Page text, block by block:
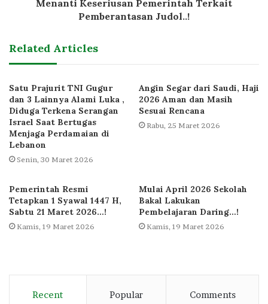
Menanti Keseriusan Pemerintah Terkait
Pemberantasan Judol..!
Related Articles
Satu Prajurit TNI Gugur
dan 3 Lainnya Alami Luka ,
Diduga Terkena Serangan
Israel Saat Bertugas
Menjaga Perdamaian di
Lebanon
Senin, 30 Maret 2026
Angin Segar dari Saudi, Haji
2026 Aman dan Masih
Sesuai Rencana
Rabu, 25 Maret 2026
Pemerintah Resmi
Tetapkan 1 Syawal 1447 H,
Sabtu 21 Maret 2026…!
Kamis, 19 Maret 2026
Mulai April 2026 Sekolah
Bakal Lakukan
Pembelajaran Daring…!
Kamis, 19 Maret 2026
Recent Popular Comments